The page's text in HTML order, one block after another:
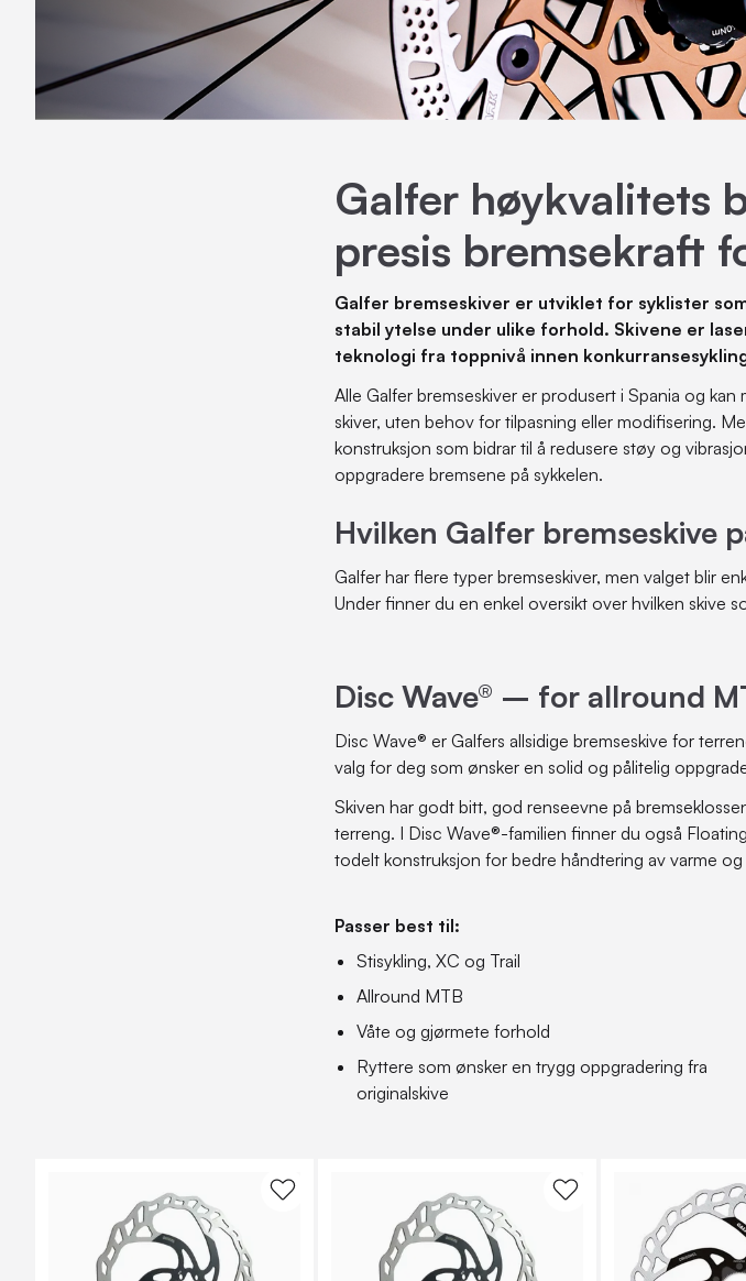
Sykkellås og tyverisikring
Transport og oppbevaring
Multiverktøy
Pedalverktøy
Vaskesett
Vaskeutstyr
Galfer høykvalitets
presis bremsekraft
Galfer bremseskiver er utviklet for syklister
stabil ytelse under ulike forhold. Skivene er
teknologi fra toppnivå innen
Alle Galfer bremseskiver er produsert i Spania og
skiver, uten behov for tilpasning eller modifisering.
konstruksjon som bidrar til å redusere støy og
oppgradere bremsene på sykkelen.
Hvilken Galfer bremseskive
Galfer har flere typer bremseskiver, men valget blir
Under finner du en enkel oversikt over hvilken skive
Disc Wave® – for allround
Disc Wave® er Galfers allsidige bremseskive for
valg for deg som ønsker en solid og pålitelig
Skiven har godt bitt, god renseevne på
terreng. I Disc Wave®-familien finner du også
todelt konstruksjon for bedre håndtering av varme og
Passer best til:
Stisykling, XC og Trail
Allround MTB
Våte og gjørmete forhold
Ryttere som ønsker en trygg oppgradering fra
originalskive